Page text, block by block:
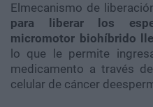
Elmecanismo de
para liberar los
micromotor biohíbrido
lo que le permite
medicamento a través
celular de cáncer